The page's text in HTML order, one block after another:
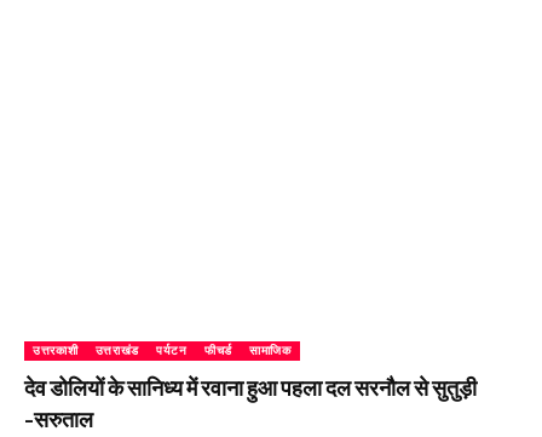
उत्तरकाशी उत्तराखंड पर्यटन फीचर्ड सामाजिक
देव डोलियों के सानिध्य में रवाना हुआ पहला दल सरनौल से सुतुड़ी
-सरुताल